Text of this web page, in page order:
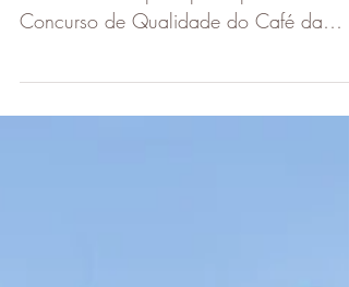
Ao percorrer a rodovia Cândido Portinari
Concurso de Qualidade do Café da
Região da Alta Mogiana e...